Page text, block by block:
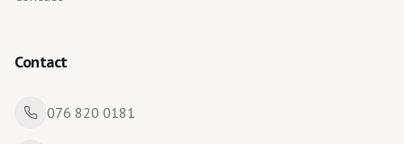
Contact
076 820 0181